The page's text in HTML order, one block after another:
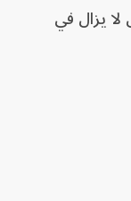
يزال ⁠في